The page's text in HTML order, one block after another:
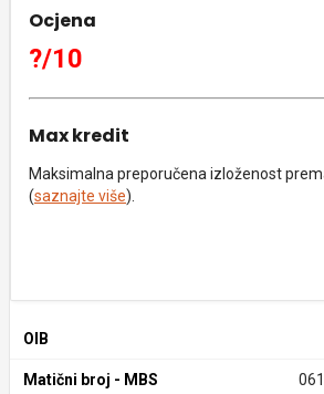
Ocjena
?/10
Max kredit
Maksimalna preporučena izloženost
(saznajte više).
OIB
Matični broj - MBS